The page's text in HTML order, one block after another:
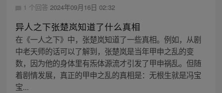
1 个回答 2024年09月16日 02:32
异人之下张楚岚知道了什么真相
在《一人之下》中，张楚岚知道了一些真相。例如，从剧
中老天师的话可以了解到，张楚岚是当年甲申之乱的变
数，因为他的身体里有炁体源流才引发了甲申祸乱。但随
着剧情发展，真正的甲申之乱的真相是：无根生就是冯宝
宝...